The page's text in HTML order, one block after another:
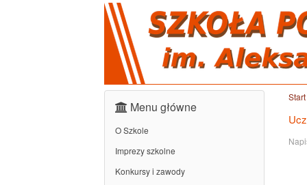
Start
Menu główne
O Szkole
Imprezy szkolne
Konkursy i zawody